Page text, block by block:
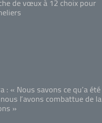
: « Nous savons ce qu’a été
l’avons combattue de la
»